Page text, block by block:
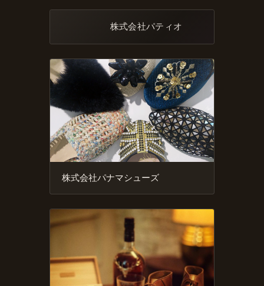
株式会社パティオ
株式会社パナマシューズ